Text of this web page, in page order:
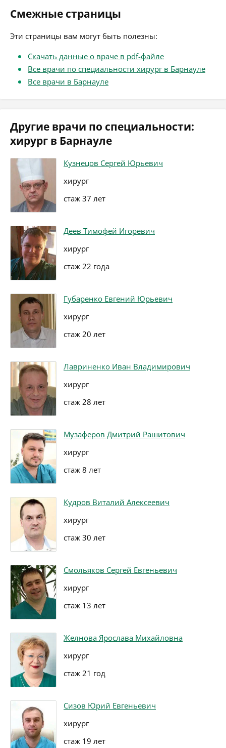
Смежные страницы
Эти страницы вам могут быть полезны:
Скачать данные о враче в pdf-файле
Все врачи по специальности хирург в Барнауле
Все врачи в Барнауле
Другие врачи по специальности:
хирург в Барнауле
Кузнецов Сергей Юрьевич
хирург
стаж 37 лет
Деев Тимофей Игоревич
хирург
стаж 22 года
Губаренко Евгений Юрьевич
хирург
стаж 20 лет
Лавриненко Иван Владимирович
хирург
стаж 28 лет
Музаферов Дмитрий Рашитович
хирург
стаж 8 лет
Кудров Виталий Алексеевич
хирург
стаж 30 лет
Смольяков Сергей Евгеньевич
хирург
стаж 13 лет
Желнова Ярослава Михайловна
хирург
стаж 21 год
Сизов Юрий Евгеньевич
хирург
стаж 19 лет